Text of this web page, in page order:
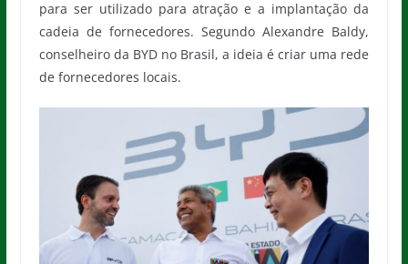
para ser utilizado para atração e a implantação da
cadeia de fornecedores. Segundo Alexandre Baldy,
conselheiro da BYD no Brasil, a ideia é criar uma rede
de fornecedores locais.